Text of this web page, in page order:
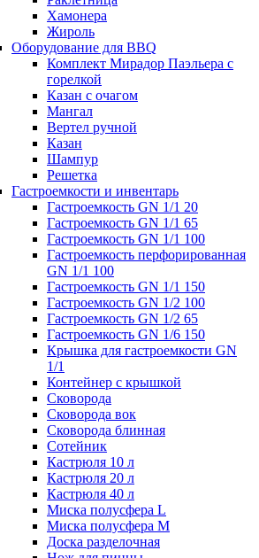
Хамонера
Жироль
Оборудование для BBQ
Комплект Мирадор Паэльера с
горелкой
Казан с очагом
Мангал
Вертел ручной
Казан
Шампур
Решетка
Гастроемкости и инвентарь
Гастроемкость GN 1/1 20
Гастроемкость GN 1/1 65
Гастроемкость GN 1/1 100
Гастроемкость перфорированная
GN 1/1 100
Гастроемкость GN 1/1 150
Гастроемкость GN 1/2 100
Гастроемкость GN 1/2 65
Гастроемкость GN 1/6 150
Крышка для гастроемкости GN
1/1
Контейнер с крышкой
Сковорода
Сковорода вок
Сковорода блинная
Сотейник
Кастрюля 10 л
Кастрюля 20 л
Кастрюля 40 л
Миска полусфера L
Миска полусфера M
Доска разделочная